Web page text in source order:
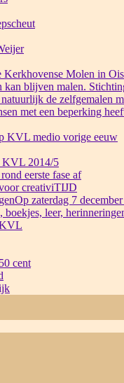
Kerkhovense Molen in
kan blijven malen.
de zelfgemalen
met een beperking
KVL medio vorige eeuw
KVL 2014/5
eerste fase af
creativiTIJD
Op zaterdag 7
boekjes, leer,
cent